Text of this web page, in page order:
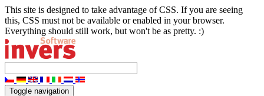
This site is designed to take advantage of CSS. If you are seeing
this, CSS must not be available or enabled in your browser.
Everything should still work, but won't be as pretty. :)
Toggle navigation